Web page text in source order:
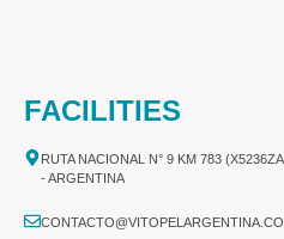
FACILITIES
RUTA NACIONAL N° 9 KM 783
- ARGENTINA